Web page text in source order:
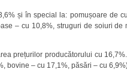
și în special la: pomușoare de
– cu 10,8%, struguri de soiuri de
prețurilor producătorului cu
– cu 17,1%, păsări – cu